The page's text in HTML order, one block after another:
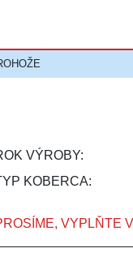
VÝROBY:
KOBERCA:
VYPLŇTE